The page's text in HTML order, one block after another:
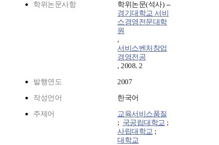
학위논문사항
학위논문(석사) --
경기대학교 서비
스경영전문대학
원
,
서비스벤처창업
경영전공
, 2008. 2
발행연도 2007
작성언어 한국어
주제어
교육서비스품질
; 국공립대학교 ;
사립대학교 ;
대학교